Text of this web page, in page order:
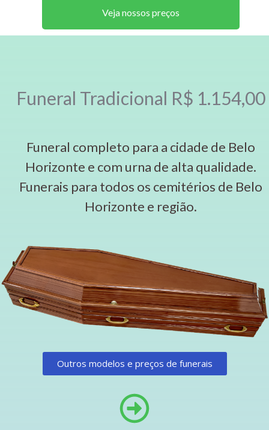
Veja nossos preços
Funeral Tradicional R$ 1.154,00
Funeral completo para a cidade de Belo
Horizonte e com urna de alta qualidade.
Funerais para todos os cemitérios de Belo
Horizonte e região.
Outros modelos e preços de funerais